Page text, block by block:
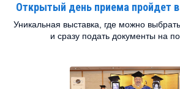
Открытый день приема пройдет
Уникальная выставка, где можно
и сразу подать документы на